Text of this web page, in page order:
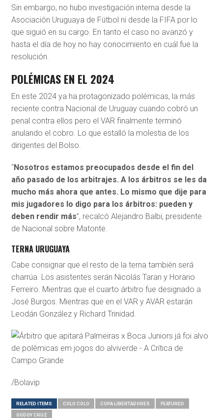
Sin embargo, no hubo investigación interna desde la
Asociación Uruguaya de Fútbol ni desde la FIFA por lo
que siguió en su cargo. En tanto el caso no avanzó y
hasta el día de hoy no hay conocimiento en cuál fue la
resolución.
POLÉMICAS EN EL 2024
En este 2024 ya ha protagonizado polémicas, la más
reciente contra Nacional de Uruguay cuando cobró un
penal contra ellos pero el VAR finalmente terminó
anulando el cobro. Lo que estalló la molestia de los
dirigentes del Bolso.
“Nosotros estamos preocupados desde el fin del
año pasado de los arbitrajes. A los árbitros se les da
mucho más ahora que antes. Lo mismo que dije para
mis jugadores lo digo para los árbitros: pueden y
deben rendir más”, recalcó Alejandro Balbi, presidente
de Nacional sobre Matonte.
TERNA URUGUAYA
Cabe consignar que el resto de la terna también será
charrúa. Los asistentes serán Nicolás Taran y Horario
Ferreiro. Mientras que el cuarto árbitro fue designado a
José Burgos. Mientras que en el VAR y AVAR estarán
Leodán González y Richard Trinidad.
/Bolavip
RELATED ITEMS COLO COLO COPA LIBERTADORES FEATURED
GODOY CRUZ